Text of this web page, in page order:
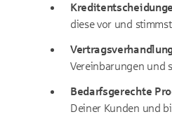
diese vor und
Vereinbarungen und
Bedarfsgerechte
Deiner Kunden und